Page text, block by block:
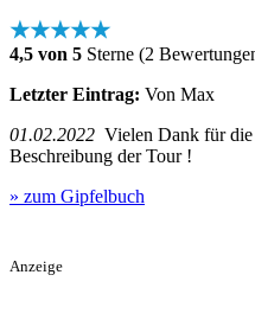
★★★★★
4,5 von 5 Sterne (2
Letzter Eintrag: Von Max
01.02.2022 Vielen Dank für
Beschreibung der Tour !
» zum Gipfelbuch
Anzeige